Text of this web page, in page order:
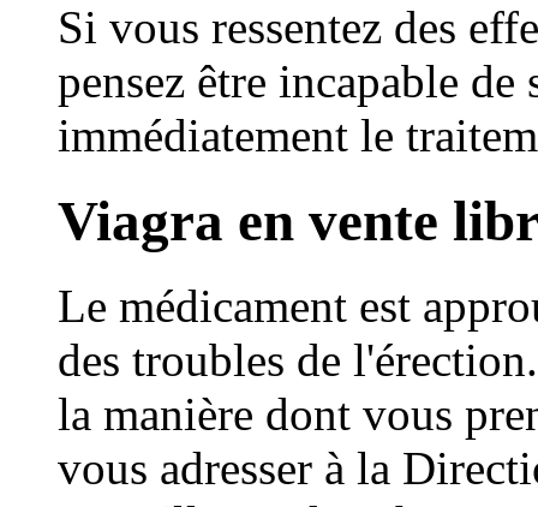
Si vous ressentez des
pensez être incapable
immédiatement le
Viagra en vente
Le médicament est
des troubles de
la manière dont vous
vous adresser à la